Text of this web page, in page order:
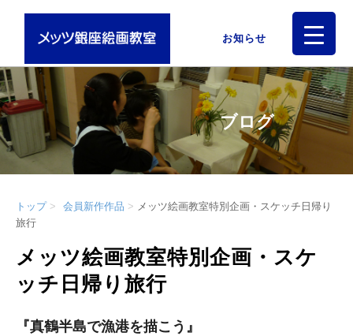
お知らせ
ブログ
トップ 会員新作作品
メッツ絵画教室特別企画・スケッチ日帰り
旅行
メッツ絵画教室特別企画・スケ
ッチ日帰り旅行
『真鶴半島で漁港を描こう』